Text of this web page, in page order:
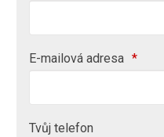
E-mailová adresa *
Tvůj telefon